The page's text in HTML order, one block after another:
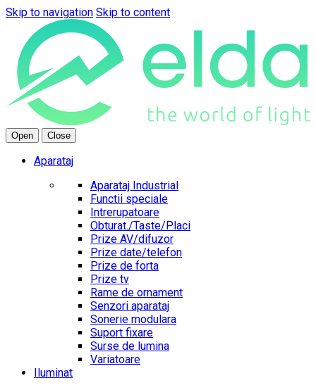
Skip to navigation Skip to content
Open Close
Aparataj
Aparataj Industrial
Functii speciale
Intrerupatoare
Obturat./Taste/Placi
Prize AV/difuzor
Prize date/telefon
Prize de forta
Prize tv
Rame de ornament
Senzori aparataj
Sonerie modulara
Suport fixare
Surse de lumina
Variatoare
Iluminat